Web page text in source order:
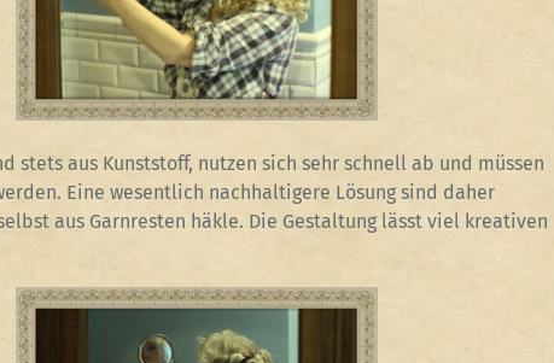
stets aus Kunststoff, nutzen sich sehr schnell ab und müssen
Eine wesentlich nachhaltigere Lösung sind daher
aus Garnresten häkle. Die Gestaltung lässt viel kreativen